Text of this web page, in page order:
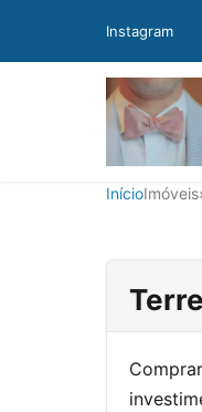
Instagram
InícioImóveis